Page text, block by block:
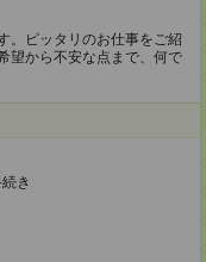
。ピッタリのお仕事をご紹
望から不安な点まで、何で
き